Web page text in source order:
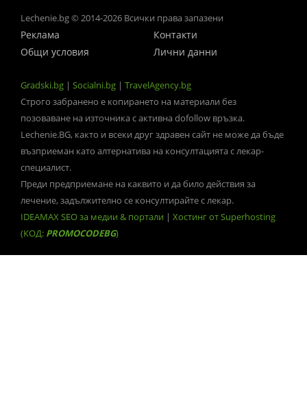
Lechenie.bg © 2014-2026 Всички права запазени
Реклама
Контакти
Общи условия
Лични данни
Gradski.bg | Socialni.bg | TravelAgency.bg
Строго забранено е копирането на материали без
позоваване на източника с активна dofollow връзка.
Lechenie.BG, както и всеки друг здравен сайт не може да бъде
възприеман като алтернатива на консултацията с лекар-
специалист.
Преди предприемане на каквито и да било действия за
лечение, задължително се консултирайте с лекар.
IDEAMAX SEO за медии & портали | Хостинг от Superhosting
(КОД: PROMOCODEBG)